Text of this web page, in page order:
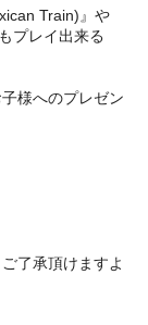
Train)』や
プレイ出来る
様へのプレゼン
了承頂けますよ